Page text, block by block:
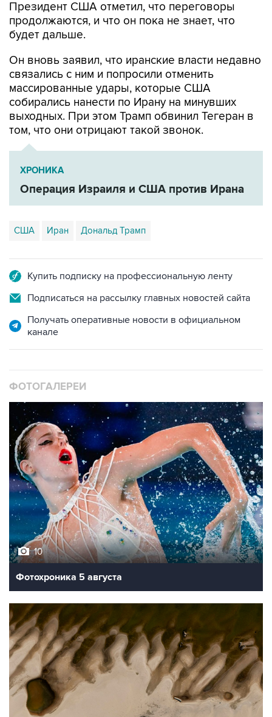
Президент США отметил, что переговоры
продолжаются, и что он пока не знает, что
будет дальше.
Он вновь заявил, что иранские власти недавно
связались с ним и попросили отменить
массированные удары, которые США
собирались нанести по Ирану на минувших
выходных. При этом Трамп обвинил Тегеран в
том, что они отрицают такой звонок.
ХРОНИКА
Операция Израиля и США против Ирана
США Иран Дональд Трамп
Купить подписку на профессиональную ленту
Подписаться на рассылку главных новостей сайта
Получать оперативные новости в официальном
канале
ФОТОГАЛЕРЕИ
10
Фотохроника 5 августа